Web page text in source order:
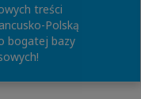
treści
Polską
bogatej bazy